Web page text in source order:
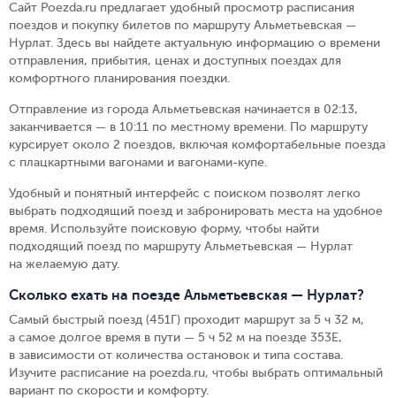
Сайт Poezda.ru предлагает удобный просмотр расписания
поездов и покупку билетов по маршруту Альметьевская —
Нурлат. Здесь вы найдете актуальную информацию о времени
отправления, прибытия, ценах и доступных поездах для
комфортного планирования поездки.
Отправление из города Альметьевская начинается в 02:13,
заканчивается — в 10:11 по местному времени. По маршруту
курсирует около 2 поездов, включая комфортабельные поезда
с плацкартными вагонами и вагонами-купе.
Удобный и понятный интерфейс с поиском позволят легко
выбрать подходящий поезд и забронировать места на удобное
время. Используйте поисковую форму, чтобы найти
подходящий поезд по маршруту Альметьевская — Нурлат
на желаемую дату.
Сколько ехать на поезде Альметьевская — Нурлат?
Самый быстрый поезд (451Г) проходит маршрут за 5 ч 32 м,
а самое долгое время в пути — 5 ч 52 м на поезде 353Е,
в зависимости от количества остановок и типа состава.
Изучите расписание на poezda.ru, чтобы выбрать оптимальный
вариант по скорости и комфорту.